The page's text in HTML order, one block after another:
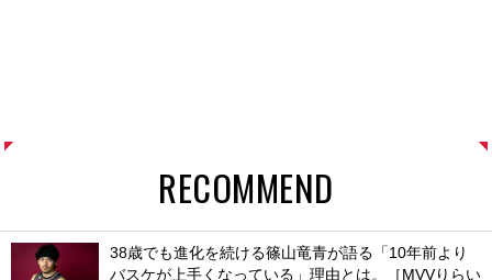
RECOMMEND
38歳でも進化を続ける篠山竜青が語る「10年前より
バスケが上手くなっている」理由とは。［MVVりらい